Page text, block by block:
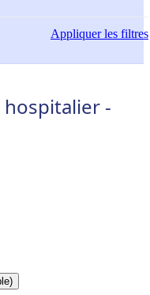
Appliquerles filtres
-